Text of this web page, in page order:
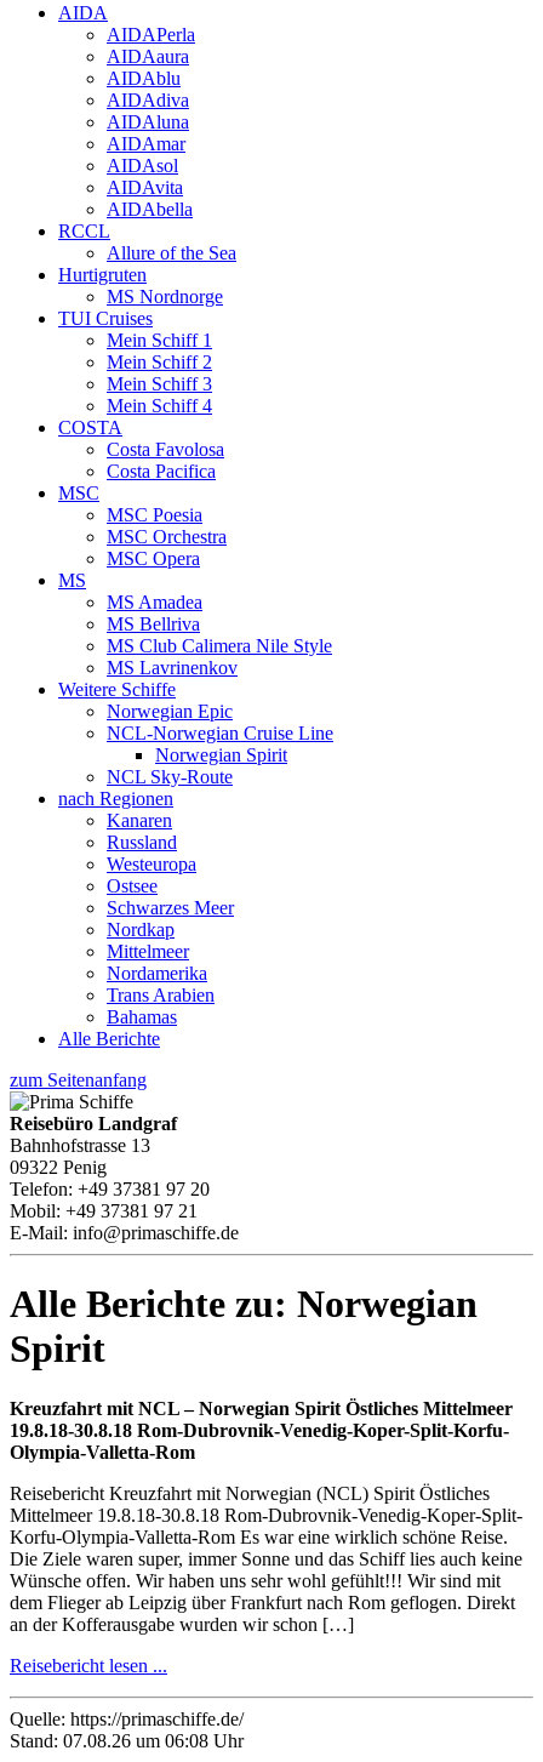
AIDA
AIDAPerla
AIDAaura
AIDAblu
AIDAdiva
AIDAluna
AIDAmar
AIDAsol
AIDAvita
AIDAbella
RCCL
Allure of the Sea
Hurtigruten
MS Nordnorge
TUI Cruises
Mein Schiff 1
Mein Schiff 2
Mein Schiff 3
Mein Schiff 4
COSTA
Costa Favolosa
Costa Pacifica
MSC
MSC Poesia
MSC Orchestra
MSC Opera
MS
MS Amadea
MS Bellriva
MS Club Calimera Nile Style
MS Lavrinenkov
Weitere Schiffe
Norwegian Epic
NCL-Norwegian Cruise Line
Norwegian Spirit
NCL Sky-Route
nach Regionen
Kanaren
Russland
Westeuropa
Ostsee
Schwarzes Meer
Nordkap
Mittelmeer
Nordamerika
Trans Arabien
Bahamas
Alle Berichte
zum Seitenanfang
Reisebüro Landgraf
Bahnhofstrasse 13
09322 Penig
Telefon: +49 37381 97 20
Mobil: +49 37381 97 21
E-Mail: info@primaschiffe.de
Alle Berichte zu: Norwegian
Spirit
Kreuzfahrt mit NCL – Norwegian Spirit Östliches Mittelmeer
19.8.18-30.8.18 Rom-Dubrovnik-Venedig-Koper-Split-Korfu-
Olympia-Valletta-Rom
Reisebericht Kreuzfahrt mit Norwegian (NCL) Spirit Östliches
Mittelmeer 19.8.18-30.8.18 Rom-Dubrovnik-Venedig-Koper-Split-
Korfu-Olympia-Valletta-Rom Es war eine wirklich schöne Reise.
Die Ziele waren super, immer Sonne und das Schiff lies auch keine
Wünsche offen. Wir haben uns sehr wohl gefühlt!!! Wir sind mit
dem Flieger ab Leipzig über Frankfurt nach Rom geflogen. Direkt
an der Kofferausgabe wurden wir schon […]
Reisebericht lesen ...
Quelle: https://primaschiffe.de/
Stand: 07.08.26 um 06:08 Uhr